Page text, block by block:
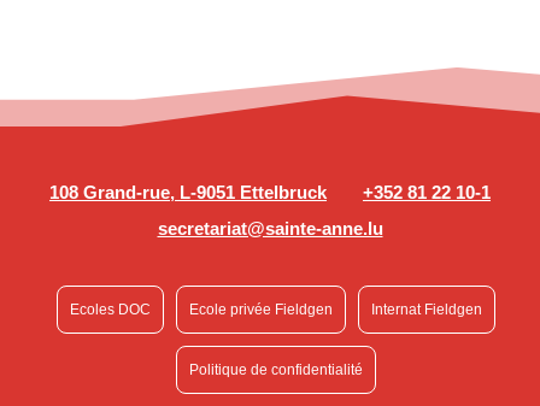
108 Grand-rue, L-9051 Ettelbruck
+352 81 22 10-1
secretariat@sainte-anne.lu
Ecoles DOC Ecole privée Fieldgen Internat Fieldgen
Politique de confidentialité